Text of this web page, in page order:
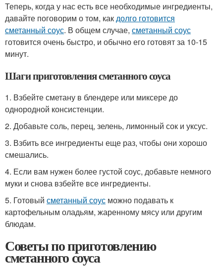
Теперь, когда у нас есть все необходимые ингредиенты,
давайте поговорим о том, какдолго готовится
сметанный соус. В общем случае, сметанный соус
готовится очень быстро, и обычно его готовят за 10-15
минут.
Шаги приготовления сметанного соуса
1. Взбейте сметану в блендере или миксере до
однородной консистенции.
2. Добавьте соль, перец, зелень, лимонный сок и уксус.
3. Взбить все ингредиенты еще раз, чтобы они хорошо
смешались.
4. Если вам нужен более густой соус, добавьте немного
муки и снова взбейте все ингредиенты.
5. Готовый сметанный соус можно подавать к
картофельным оладьям, жаренному мясу или другим
блюдам.
Советы по приготовлению
сметанного соуса